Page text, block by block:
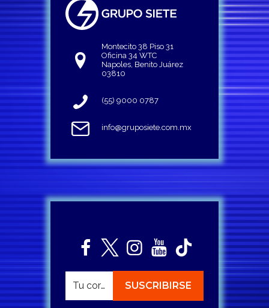
Montecito 38 Piso 31
Oficina 34 WTC
Napoles, Benito Juárez
03810
(55) 9000 0787
info@gruposiete.com.mx